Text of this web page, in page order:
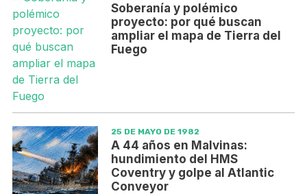
Soberanía y polémico
proyecto: por qué buscan
ampliar el mapa de Tierra del
Fuego
25 DE MAYO DE 1982
A 44 años en Malvinas:
hundimiento del HMS
Coventry y golpe al Atlantic
Conveyor